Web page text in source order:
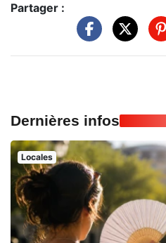
Partager :
Dernières infos
Locales